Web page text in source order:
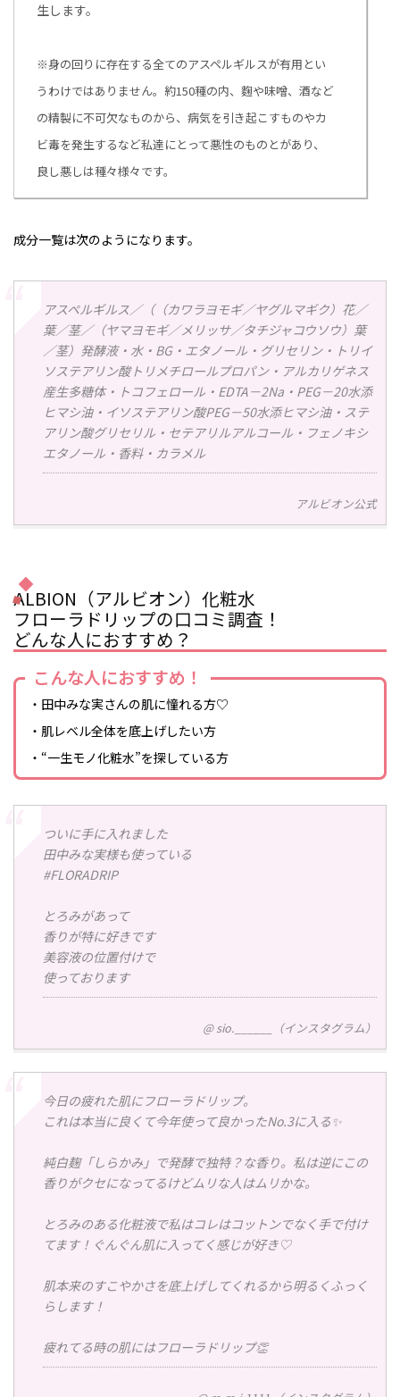
生します。
※身の回りに存在する全てのアスペルギルスが有用とい
うわけではありません。約150種の内、麴や味噌、酒など
の精製に不可欠なものから、病気を引き起こすものやカ
ビ毒を発生するなど私達にとって悪性のものとがあり、
良し悪しは種々様々です。
成分一覧は次のようになります。
アスペルギルス／（（カワラヨモギ／ヤグルマギク）花／
葉／茎／（ヤマヨモギ／メリッサ／タチジャコウソウ）葉
／茎）発酵液・水・BG・エタノール・グリセリン・トリイ
ソステアリン酸トリメチロールプロパン・アルカリゲネス
産生多糖体・トコフェロール・EDTA－2Na・PEG－20水添
ヒマシ油・イソステアリン酸PEG－50水添ヒマシ油・ステ
アリン酸グリセリル・セテアリルアルコール・フェノキシ
エタノール・香料・カラメル
アルビオン公式
ALBION（アルビオン）化粧水
フローラドリップの口コミ調査！
どんな人におすすめ？
こんな人におすすめ！
・田中みな実さんの肌に憧れる方♡
・肌レベル全体を底上げしたい方
・“一生モノ化粧水”を探している方
ついに手に入れました
田中みな実様も使っている
#FLORADRIP
とろみがあって
香りが特に好きです
美容液の位置付けで
使っております
@ sio.______（インスタグラム）
今日の疲れた肌にフローラドリップ。
これは本当に良くて今年使って良かったNo.3に入る✨
純白麹「しらかみ」で発酵で独特？な香り。私は逆にこの
香りがクセになってるけどムリな人はムリかな。
とろみのある化粧液で私はコレはコットンでなく手で付け
てます！ぐんぐん肌に入ってく感じが好き♡
肌本来のすこやかさを底上げしてくれるから明るくふっく
らします！
疲れてる時の肌にはフローラドリップ👏